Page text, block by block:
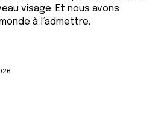
visage. Et nous avons
à l’admettre.